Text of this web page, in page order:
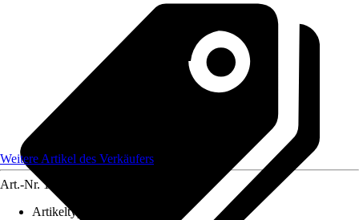
Weitere Artikel des Verkäufers
Art.-Nr. 12623008
Artikeltyp